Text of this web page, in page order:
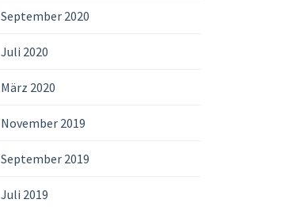
September 2020
Juli 2020
März 2020
November 2019
September 2019
Juli 2019